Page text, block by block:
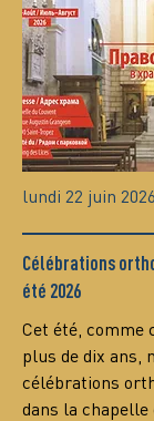
lundi 22 juin 2026
Célébrations
été 2026
Cet été, comme
plus de dix ans,
célébrations
dans la chapelle